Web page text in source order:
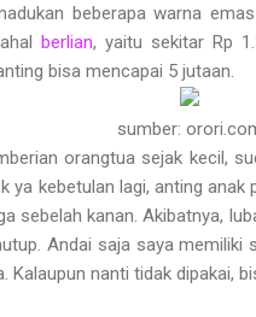
beberapa warna
berlian, yaitu sekitar Rp
bisa mencapai 5 jutaan.
sumber:
orangtua sejak kecil,
ya kebetulan lagi, anting
sebelah kanan. Akibatnya,
Andai saja saya memiliki
Kalaupun nanti tidak dipakai,